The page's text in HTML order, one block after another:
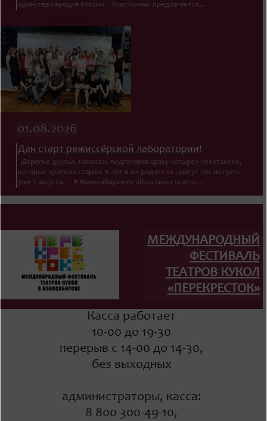
единства народов России. Участникам предлагается...
01.08.2026
Дан старт режиссёрской лаборатории!
Дорогие друзья, началась подготовка сразу четырех спектаклей,
которые зрители старше 6 лет и их родители смогут посмотреть
уже 7 августа. В Новосибирском областном театре...
МЕЖДУНАРОДНЫЙ
ФЕСТИВАЛЬ
ТЕАТРОВ КУКОЛ
«ПЕРЕКРЕСТОК»
Касса работает
10-00 до 19-30
перерыв с 14-00 до 14-30,
без выходных
администраторы, касса:
8 800 300-49-10,